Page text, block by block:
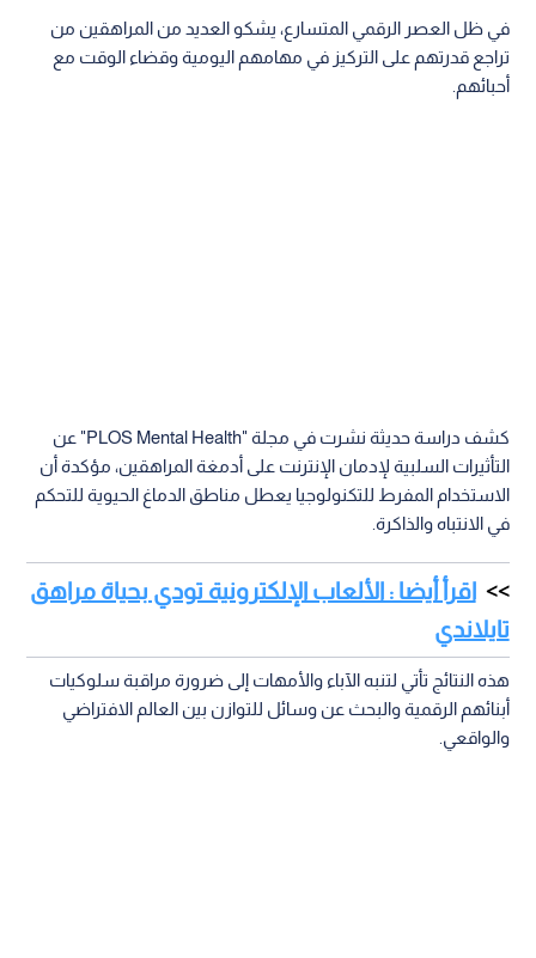
في ظل العصر الرقمي المتسارع، يشكو العديد من المراهقين من
تراجع قدرتهم على التركيز في مهامهم اليومية وقضاء الوقت مع
أحبائهم.
كشف دراسة حديثة نشرت في مجلة "PLOS Mental Health" عن
التأثيرات السلبية لإدمان الإنترنت على أدمغة المراهقين، مؤكدة أن
الاستخدام المفرط للتكنولوجيا يعطل مناطق الدماغ الحيوية للتحكم
في الانتباه والذاكرة.
اقرأ أيضا : الألعاب الإلكترونية تودي بحياة مراهق
تايلاندي
هذه النتائج تأتي لتنبه الآباء والأمهات إلى ضرورة مراقبة سلوكيات
أبنائهم الرقمية والبحث عن وسائل للتوازن بين العالم الافتراضي
والواقعي.